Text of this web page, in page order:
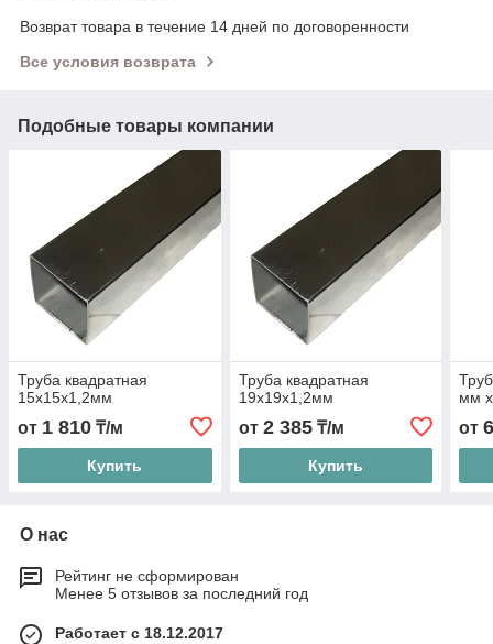
Возврат товара в течение 14 дней по договоренности
Все условия возврата
Подобные товары компании
Труба квадратная
15х15x1,2мм
от 1 810 ₸/м
Купить
Труба квадратная
19х19x1,2мм
от 2 385₸/м
Купить
мм
от
О нас
Рейтинг не сформирован
Менее 5 отзывов за последний год
Работает с 18.12.2017